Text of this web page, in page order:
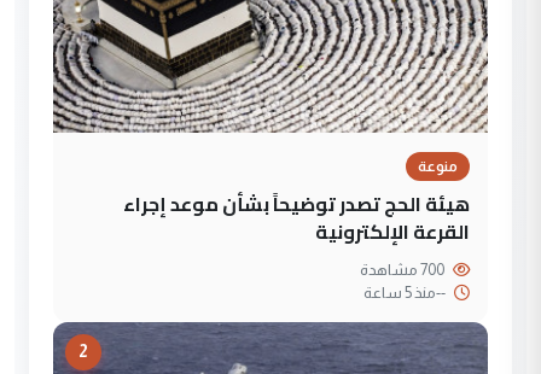
منوعة
هيئة الحج تصدر توضيحاً بشأن موعد إجراء
القرعة الإلكترونية
--منذ 5 ساعة
2